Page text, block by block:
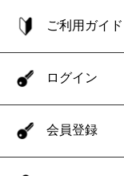
(2026)【完全限定盤】
■ 7/28
【新入荷】
THROUGH ALL
■ 7/28 【新入荷】菊
ジヴァイナル) [LP]
■ 7/28
【新入荷】
Jagabe) [7"]
ご利用ガイド
ログイン
会員登録